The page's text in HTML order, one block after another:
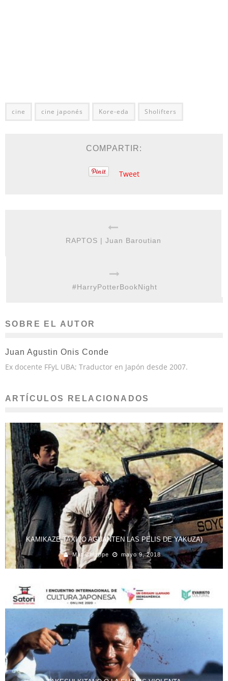
cine cine japonés Kore-eda Sholifters
COMPARTIR:
Tweet
RAPTOS | Juan Baroutian
#HarryPotterBookNight
SOBRE EL AUTOR
Juan Agustin Onis Conde
Ex docente FFyL UBA; Traductor en Japón desde 2007.
ARTÍCULOS RELACIONADOS
KAMIKAZE TAXI (O AGUANTEN LAS PELIS DE YAKUZA)
Mat Chiappe mayo 9, 2018